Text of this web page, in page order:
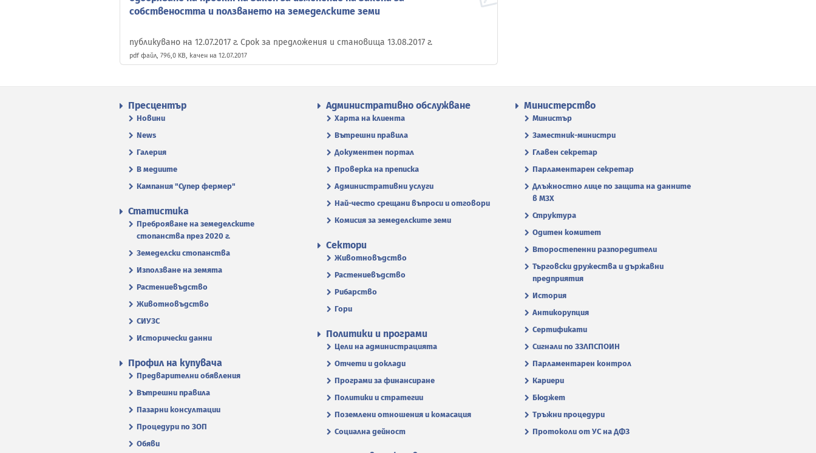
собствеността и ползването на земеделските земи
публикувано на 12.07.2017 г. Срок за предложения и становища 13.08.2017 г.
pdf файл, 796,0 KB, качен на 12.07.2017
Пресцентър
Новини
News
Галерия
В медиите
Кампания "Супер фермер"
Административно обслужване
Харта на клиента
Вътрешни правила
Документен портал
Проверка на преписка
Административни услуги
Най-често срещани въпроси и отговори
Комисия за земеделските земи
Министерство
Министър
Заместник-министри
Главен секретар
Парламентарен секретар
Длъжностно лице по защита на данните
в МЗХ
Структура
Одитен комитет
Второстепенни разпоредители
Търговски дружества и държавни
предприятия
История
Антикорупция
Сертификати
Сигнали по ЗЗЛПСПОИН
Парламентарен контрол
Кариери
Бюджет
Тръжни процедури
Протоколи от УС на ДФЗ
Статистика
Преброяване на земеделските
стопанства през 2020 г.
Земеделски стопанства
Използване на земята
Растениевъдство
Животновъдство
СИУЗС
Исторически данни
Сектори
Животновъдство
Растениевъдство
Рибарство
Гори
Политики и програми
Цели на администрацията
Отчети и доклади
Програми за финансиране
Политики и стратегии
Поземлени отношения и комасация
Социална дейност
Профил на купувача
Предварителни обявления
Вътрешни правила
Пазарни консултации
Процедури по ЗОП
Обяви